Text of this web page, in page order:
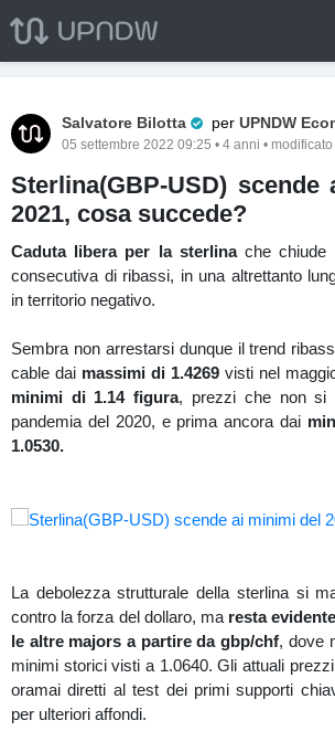
Salvatore Bilotta Pro Trader
per UPNDW
05 settembre 2022 09:25 • 4 anni • modificato
Sterlina(GBP-USD)
2021, cosa succede?
Caduta libera per la sterlina che chiude
consecutiva di ribassi, in una altrettanto
in territorio negativo.
Sembra non arrestarsi dunque il trend
cable dai massimi di 1.4269 visti nel
minimi di 1.14 figura, prezzi che non si
pandemia del 2020, e prima ancora dai
1.0530.
La debolezza strutturale della sterlina si
contro la forza del dollaro, ma resta
le altre majors a partire da gbp/chf, dove
minimi storici visti a 1.0640. Gli attuali
oramai diretti al test dei primi supporti
per ulteriori affondi.